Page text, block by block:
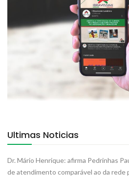
Ultimas Noticias
Dr. Mário Henrique: afirma Pedrinhas
de atendimento comparável ao da rede